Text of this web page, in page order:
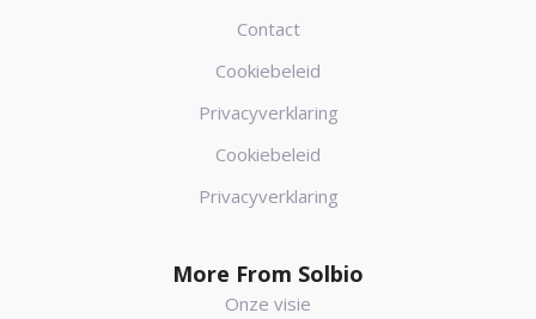
Contact
Cookiebeleid
Privacyverklaring
Cookiebeleid
Privacyverklaring
More From Solbio
Onze visie